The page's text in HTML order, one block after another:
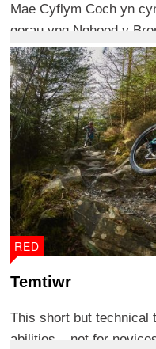
Mae Cyflym Coch yn
gorau yng Nghoed y
RED
Temtiwr
This short but technical
abilities – not for